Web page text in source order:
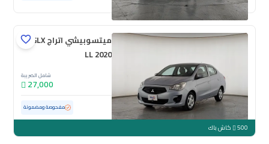
ميتسوبيشي اتراج GLX
LL 2020
شامل الضريبة
27,000
مستعملة 128,768 كم مفحوصة ومضمونة
500 كاش باك